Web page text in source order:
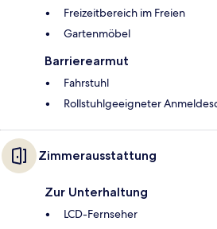
Freizeitbereich im Freien
Gartenmöbel
Barrierearmut
Fahrstuhl
Rollstuhlgeeigneter
Zimmerausstattung
Zur Unterhaltung
LCD-Fernseher